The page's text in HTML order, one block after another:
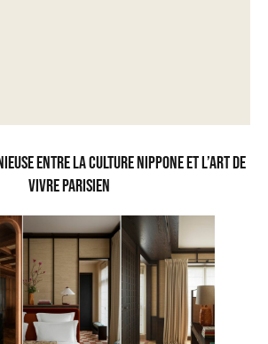
entre la culture nippone et l’art de
vivre parisien